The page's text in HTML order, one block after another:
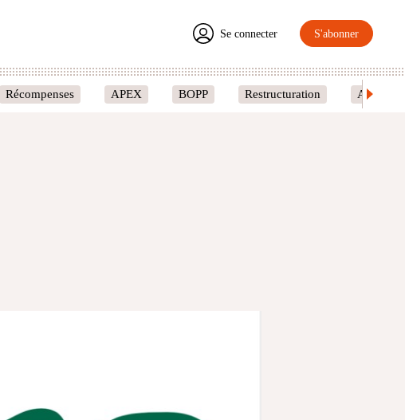
Se connecter S'abonner
Récompenses APEX BOPP Restructuration Amcoir